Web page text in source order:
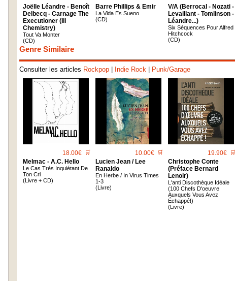
Joëlle Léandre - Benoît
Delbecq - Carnage The
Executioner (Ill
Chemistry)
Tout Va Monter
(CD)
Barre Phillips & Emir
La Vida Es Sueno
(CD)
V/A (Berrocal - Nozati -
Levaillant - Tomlinson -
Léandre...)
Six Séquences Pour Alfred
Hitchcock
(CD)
Genre Similaire
Consulter les articles Rockpop| Indie Rock| Punk/Garage
18.00€ 🛒
Melmac - A.c. Hello
Le Cas Très Inquiétant De
Ton Cri
(Livre + CD)
10.00€ 🛒
Lucien Jean / Lee
Ranaldo
En Herbe / In Virus Times
1-3
(Livre)
19.90€ 🛒
Christophe Conte
(Préface Bernard
Lenoir)
L'anti Discothèque Idéale
(100 Chefs D'oeuvre
Auxquels Vous Avez
Échappé!)
(Livre)